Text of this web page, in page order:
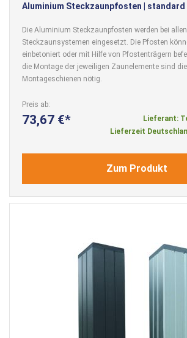
Aluminium Steckzaunpfosten | standard
Die Aluminium Steckzaunpfosten werden bei
Steckzaunsystemen eingesetzt. Die Pfosten
einbetoniert oder mit Hilfe von Pfostenträgern
die Montage der jeweiligen Zaunelemente sind
Montageschienen nötig.
Preis ab
73,67 €
Lieferant:
Lieferzeit
Zum Produkt